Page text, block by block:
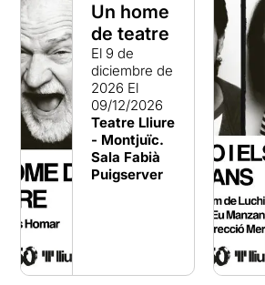
Un home
de teatre
El 9 de
diciembre de
2026 El
09/12/2026
Teatre Lliure
- Montjuïc.
Sala Fabià
Puigserver